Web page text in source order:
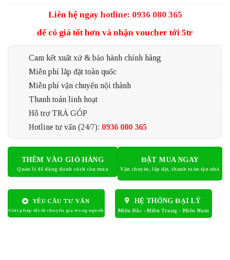
Liên hệ ngay hotline: 0936 080 365
để có giá tốt hơn và nhận voucher tới 5tr
Cam kết xuất xứ & bảo hành chính hãng
Miễn phí lắp đặt toàn quốc
Miễn phí vận chuyển nội thành
Thanh toán linh hoạt
Hỗ trợ TRẢ GÓP
Hotline tư vấn (24/7): 0936 080 365
THÊM VÀO GIỎ HÀNG ĐẶT MUA NGAY
YÊU CẦU TƯ VẤN HỆ THỐNG ĐẠI LÝ